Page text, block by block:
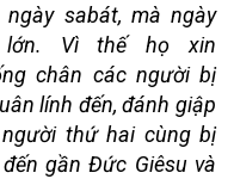
sabát, mà ngày
Vì thế họ xin
chân các người bị
lính đến, đánh giập
thứ hai cùng bị
gần Đức Giêsu và